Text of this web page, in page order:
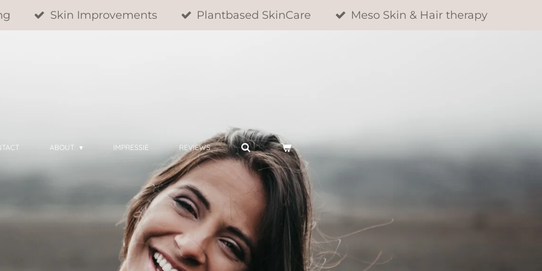
Skin Improvements Plantbased SkinCare Meso Skin & Hair therapy
ABOUT IMPRESSIE REVIEWS